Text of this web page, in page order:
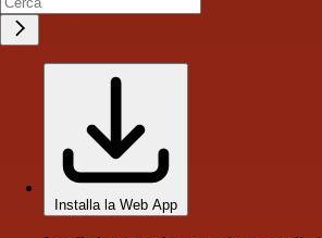
Installa la Web App